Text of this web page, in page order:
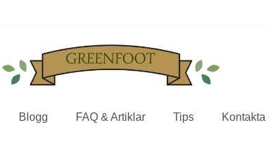
Blogg FAQ & Artiklar Tips Kontakta